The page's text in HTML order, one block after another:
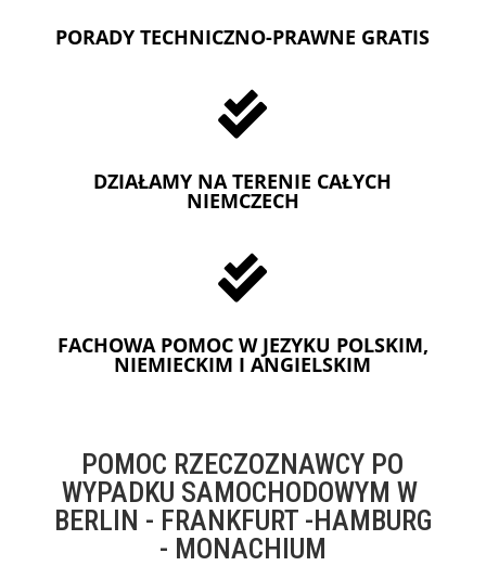
PORADY TECHNICZNO-PRAWNE GRATIS

DZIAŁAMY NA TERENIE CAŁYCH
NIEMCZECH

FACHOWA POMOC W JEZYKU POLSKIM,
NIEMIECKIM I ANGIELSKIM
POMOC RZECZOZNAWCY PO
WYPADKU SAMOCHODOWYM W
BERLIN - FRANKFURT -HAMBURG
- MONACHIUM